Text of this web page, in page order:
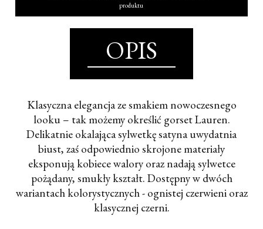
produktu
OPIS
Klasyczna elegancja ze smakiem nowoczesnego
looku – tak możemy określić gorset Lauren.
Delikatnie okalająca sylwetkę satyna uwydatnia
biust, zaś odpowiednio skrojone materiały
eksponują kobiece walory oraz nadają sylwetce
pożądany, smukły kształt. Dostępny w dwóch
wariantach kolorystycznych - ognistej czerwieni oraz
klasycznej czerni.